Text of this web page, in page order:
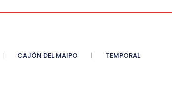
CAJÓN DEL MAIPO TEMPORAL